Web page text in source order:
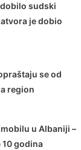
sudski
je dobio
se od
region
u Albaniji –
godina